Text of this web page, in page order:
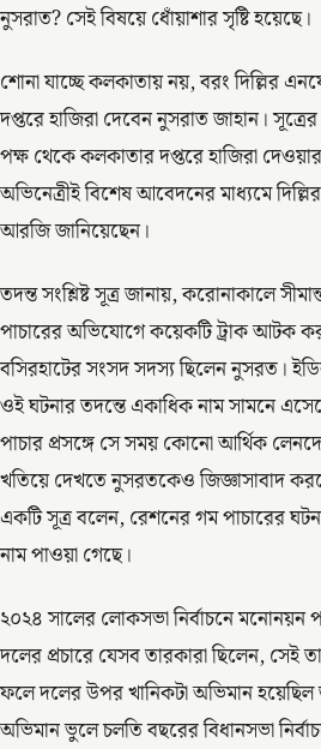
নুসরাত? সেই বিষয়ে ধোঁয়াশার সৃষ্টি হয়েছে।
শোনা যাচ্ছে কলকাতায় নয়, বরং দিল্লির
দপ্তরে হাজিরা দেবেন নুসরাত জাহান।
পক্ষ থেকে কলকাতার দপ্তরে হাজিরা
অভিনেত্রীই বিশেষ আবেদনের মাধ্যমে
আরজি জানিয়েছেন।
তদন্ত সংশ্লিষ্ট সূত্র জানায়, করোনাকালে
পাচারের অভিযোগে কয়েকটি ট্রাক আটক
বসিরহাটের সংসদ সদস্য ছিলেন নুসরত।
ওই ঘটনার তদন্তে একাধিক নাম সামনে
পাচার প্রসঙ্গে সে সময় কোনো আর্থিক
খতিয়ে দেখতে নুসরতকেও জিজ্ঞাসাবাদ
একটি সূত্র বলেন, রেশনের গম পাচারের
নাম পাওয়া গেছে।
২০২৪ সালের লোকসভা নির্বাচনে মনোনয়ন
দলের প্রচারে যেসব তারকারা ছিলেন, সেই
ফলে দলের উপর খানিকটা অভিমান
অভিমান ভুলে চলতি বছরের বিধানসভা